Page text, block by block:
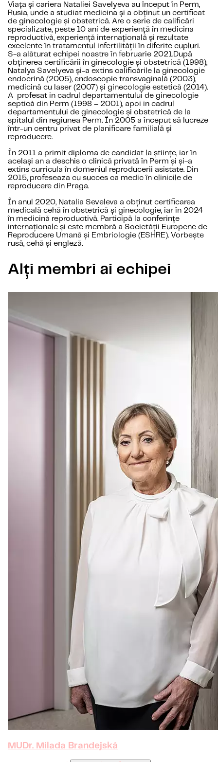
Viața și cariera Nataliei Savelyeva au început în Perm,
Rusia, unde a studiat medicina și a obținut un certificat
de ginecologie și obstetrică. Are o serie de calificări
specializate, peste 10 ani de experiență în medicina
reproductivă, experiență internațională și rezultate
excelente în tratamentul infertilității în diferite cupluri.
S-a alăturat echipei noastre în februarie 2021.După
obținerea certificării în ginecologie și obstetrică (1998),
Natalya Savelyeva și-a extins calificările la ginecologie
endocrină (2005), endoscopie transvaginală (2003),
medicină cu laser (2007) și ginecologie estetică (2014).
A profesat in cadrul departamentului de ginecologie
septică din Perm (1998 – 2001), apoi in cadrul
departamentului de ginecologie și obstetrică de la
spitalul din regiunea Perm. În 2005 a început să lucreze
într-un centru privat de planificare familială și
reproducere.
În 2011 a primit diploma de candidat la științe, iar în
același an a deschis o clinică privată în Perm și și-a
extins curricula în domeniul reproducerii asistate. Din
2015, profeseaza cu succes ca medic în clinicile de
reproducere din Praga.
În anul 2020, Natalia Seveleva a obținut certificarea
medicală cehă în obstetrică și ginecologie, iar în 2024
în medicină reproductivă. Participă la conferințe
internaționale și este membră a Societății Europene de
Reproducere Umană și Embriologie (ESHRE). Vorbește
rusă, cehă și engleză.
Alți membri ai echipei
MUDr. Milada Brandejská